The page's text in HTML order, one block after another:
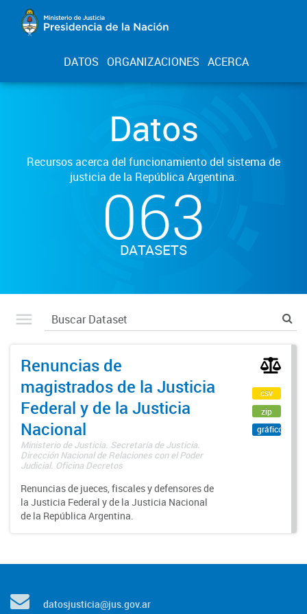
DATOS ORGANIZACIONES ACERCA
Datos
Recursos acerca del funcionamiento del sistema de
justicia de la República Argentina.
063
DATASETS
Renuncias de
magistrados de la Justicia
Federal y de la Justicia
Nacional
Ministerio de Justicia. Secretaría de Justicia.
Dirección Nacional de Relaciones con el Poder
Judicial. Oficina Decretos
Renuncias de jueces, fiscales y defensores de
la Justicia Federal y de la Justicia Nacional
de la República Argentina.
csv
zip
gráfico
datosjusticia@jus.gov.ar